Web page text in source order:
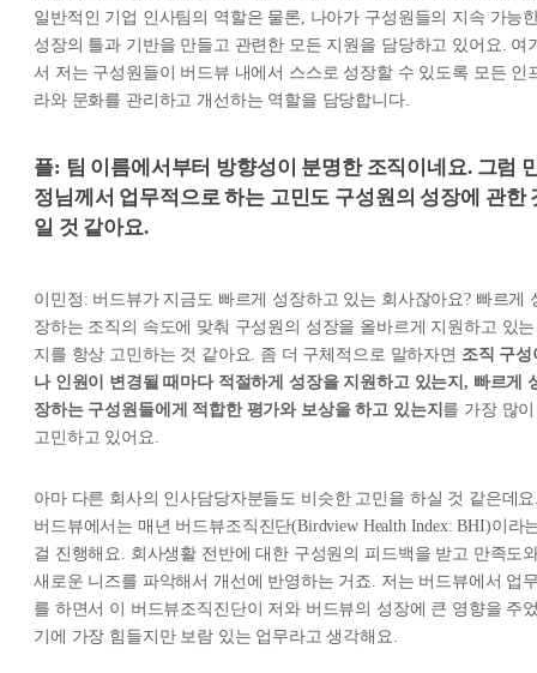
일반적인 기업 인사팀의 역할은 물론, 나아가 구성원들의 지속 가능
성장의 틀과 기반을 만들고 관련한 모든 지원을 담당하고 있어요. 여
서 저는 구성원들이 버드뷰 내에서 스스로 성장할 수 있도록 모든 인
라와 문화를 관리하고 개선하는 역할을 담당합니다.
플: 팀 이름에서부터 방향성이 분명한 조직이네요. 그럼
정님께서 업무적으로 하는 고민도 구성원의 성장에 관한
일 것 같아요.
이민정: 버드뷰가 지금도 빠르게 성장하고 있는 회사잖아요? 빠르게
장하는 조직의 속도에 맞춰 구성원의 성장을 올바르게 지원하고 있는
지를 항상 고민하는 것 같아요. 좀 더 구체적으로 말하자면 조직 구성
나 인원이 변경될 때마다 적절하게 성장을 지원하고 있는지, 빠르게
장하는 구성원들에게 적합한 평가와 보상을 하고 있는지 를 가장 많이
고민하고 있어요.
아마 다른 회사의 인사담당자분들도 비슷한 고민을 하실 것 같은데
버드뷰에서는 매년 버드뷰조직진단(Birdview Health Index: BHI)이라
걸 진행해요. 회사생활 전반에 대한 구성원의 피드백을 받고 만족도
새로운 니즈를 파악해서 개선에 반영하는 거죠. 저는 버드뷰에서 업
를 하면서 이 버드뷰조직진단이 저와 버드뷰의 성장에 큰 영향을 주
기에 가장 힘들지만 보람 있는 업무라고 생각해요.